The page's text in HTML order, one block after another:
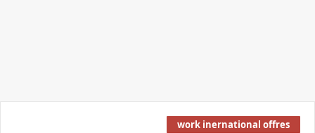
work inernational offres